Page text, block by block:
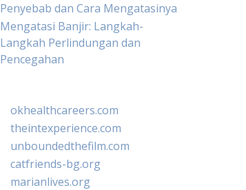
Penyebab dan Cara Mengatasinya
Mengatasi Banjir: Langkah-
Langkah Perlindungan dan
Pencegahan
okhealthcareers.com
theintexperience.com
unboundedthefilm.com
catfriends-bg.org
marianlives.org